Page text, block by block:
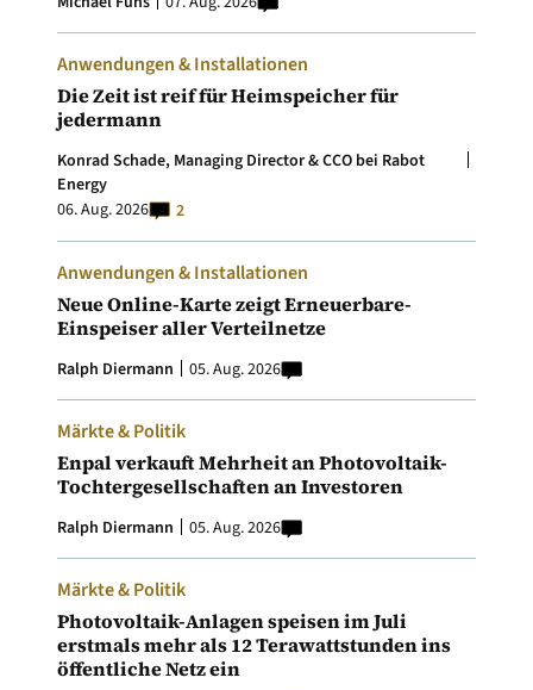
Anwendungen & Installationen
Die Zeit ist reif für Heimspeicher für
jedermann
Konrad Schade, Managing Director & CCO bei Rabot
Energy
06. Aug. 2026
2
Anwendungen & Installationen
Neue Online-Karte zeigt Erneuerbare-
Einspeiser aller Verteilnetze
Ralph Diermann 05. Aug. 2026
Märkte & Politik
Enpal verkauft Mehrheit an Photovoltaik-
Tochtergesellschaften an Investoren
Ralph Diermann 05. Aug. 2026
Märkte & Politik
Photovoltaik-Anlagen speisen im Juli
erstmals mehr als 12 Terawattstunden ins
öffentliche Netz ein